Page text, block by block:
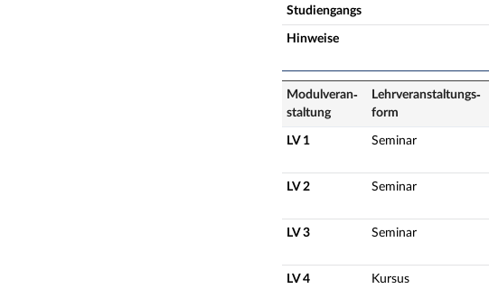
Studiengangs
Hinweise
Modulveran­
staltung
Lehrveranstaltungs­
form
LV 1 Seminar
LV 2 Seminar
LV 3 Seminar
LV 4 Kursus